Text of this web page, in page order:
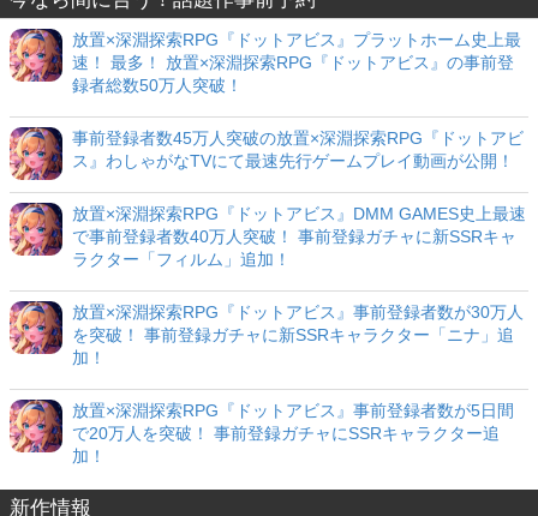
放置×深淵探索RPG『ドットアビス』プラットホーム史上最
速！ 最多！ 放置×深淵探索RPG『ドットアビス』の事前登
録者総数50万人突破！
事前登録者数45万人突破の放置×深淵探索RPG『ドットアビ
ス』わしゃがなTVにて最速先行ゲームプレイ動画が公開！
放置×深淵探索RPG『ドットアビス』DMM GAMES史上最速
で事前登録者数40万人突破！ 事前登録ガチャに新SSRキャ
ラクター「フィルム」追加！
放置×深淵探索RPG『ドットアビス』事前登録者数が30万人
を突破！ 事前登録ガチャに新SSRキャラクター「ニナ」追
加！
放置×深淵探索RPG『ドットアビス』事前登録者数が5日間
で20万人を突破！ 事前登録ガチャにSSRキャラクター追
加！
新作情報